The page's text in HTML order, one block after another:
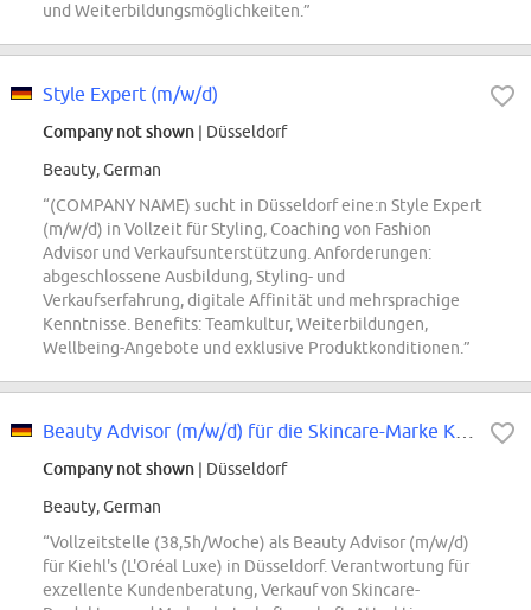
und Weiterbildungsmöglichkeiten.”
Style Expert (m/w/d)
Company not shown | Düsseldorf
Beauty, German
“(COMPANY NAME) sucht in Düsseldorf eine:n Style Expert
(m/w/d) in Vollzeit für Styling, Coaching von Fashion
Advisor und Verkaufsunterstützung. Anforderungen:
abgeschlossene Ausbildung, Styling- und
Verkaufserfahrung, digitale Affinität und mehrsprachige
Kenntnisse. Benefits: Teamkultur, Weiterbildungen,
Wellbeing-Angebote und exklusive Produktkonditionen.”
Company not shown | Düsseldorf
Beauty, German
“Vollzeitstelle (38,5h/Woche) als Beauty Advisor (m/w/d)
für Kiehl's (L'Oréal Luxe) in Düsseldorf. Verantwortung für
exzellente Kundenberatung, Verkauf von Skincare-